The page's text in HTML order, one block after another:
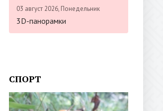
03 август 2026, Понедельник
3D-панорамки
СПОРТ